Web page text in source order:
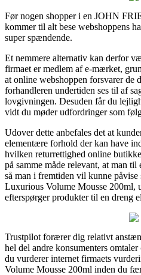
Før nogen shopper i en JOHN
kommer til alt bese webshoppens
super spændende.
Et nemmere alternativ kan derfor
firmaet er medlem af e-mærket,
at online webshoppen forsvarer de
forhandleren undertiden ses til af
lovgivningen. Desuden får du
vidt du møder udfordringer som
Udover dette anbefales det at
elementære forhold der kan have
hvilken returrettighed online
på samme måde relevant, at man
så man i fremtiden vil kunne påvise
Luxurious Volume Mousse 200ml,
efterspørger produkter til en dreng
Trustpilot forærer dig relativt
hel del andre konsumenters
du vurderer internet firmaets
Volume Mousse 200ml inden du